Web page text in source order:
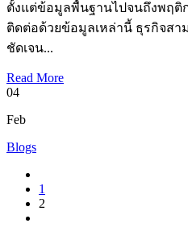
ตั้งแต่ข้อมูลพื้นฐานไปจนถึงพฤติ
ติดต่อด้วยข้อมูลเหล่านี้ ธุรกิจสา
ชัดเจน...
Read More
04
Feb
Blogs
1
2